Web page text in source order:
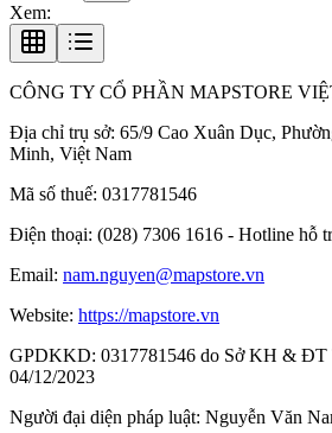
Xem:
CÔNG TY CỔ PHẦN MAPSTORE
Địa chỉ trụ sở: 65/9 Cao Xuân Dục,
Minh, Việt Nam
Mã số thuế: 0317781546
Điện thoại: (028) 7306 1616 - Hotline hỗ
Email: nam.nguyen@mapstore.vn
Website: https://mapstore.vn
GPDKKD: 0317781546 do Sở KH & ĐT
04/12/2023
Người đại diện pháp luật: Nguyễn Văn